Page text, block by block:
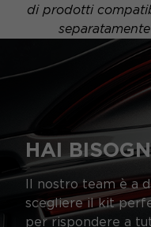
di prodotti
HAI
Il nostro team è a
scegliere il kit
per rispondere a